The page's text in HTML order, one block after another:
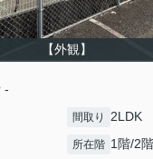
【外観】
-
間取り 2LDK
所在階 1階/2